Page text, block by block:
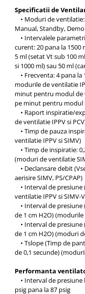
Laringoscoape
Lensmetre
Lentile de diagnostic
Lupe chirurgicale
Masini de sflefuit
Mese chirurgicale
Mese operatii
Monitoare fetale
Monitoare pacient
Negatoscoape
Nazofaringoscoape
OCT - Tomografe in
optica
Oftalmoscoape
Optotipuri, teste de
proiectoare de teste
Otoscoape
Perimetre
Pulsoximetre
Sinoptofoare
Specificatii de
• Moduri de ventilatie:
Manual, Standby, Demo
• Intervalele
curent: 20 pana la 1500
5 ml (setat Vt sub 100
si 1000 ml) sau 50 ml
• Frecventa: 4 pana
modurile de ventilatie
minut pentru modul de
pe minut pentru modul
• Raport inspiratie/
de ventilatie IPPV si
• Timp de pauza
ventilatie IPPV si SIMV)
• Timp de inspiratie:
(moduri de ventilatie
• Declansare debit
aerisire SIMV, PS/CPAP)
• Interval de presiune
ventilatie IPPV si SIMV-
• Interval de presiune
de 1 cm H2O)
• Interval de presiune
de 1 cm H2O) (moduri
• Tslope (Timp de
de 0,1 secunde)
Performanta
• Interval de presiune
psig pana la 87 psig